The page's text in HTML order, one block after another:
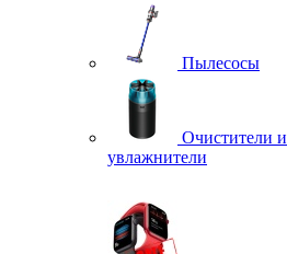
Пылесосы
Очистители и
увлажнители